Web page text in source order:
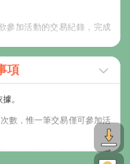
參加活動的交易紀錄，完成
後或點擊更新；非儲值進
員專屬碼歸戶交易紀錄者，
密碼；若不慎遺失，視同放
中心恕不提供查詢卡號密碼
，查詢該筆訂
項
。
數，惟一筆交易僅可參加活
功能之用戶，需先向指定電